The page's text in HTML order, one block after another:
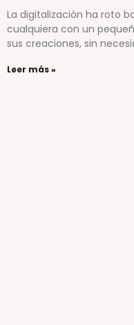
La digitalización ha roto
cualquiera con un
sus creaciones, sin
Leer más »